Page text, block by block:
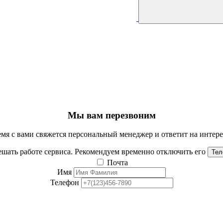
Мы вам перезвоним
с вами свяжется персональный менеджер и ответит на
работе сервиса. Рекомендуем временно отключить его
Почта
Имя
Телефон